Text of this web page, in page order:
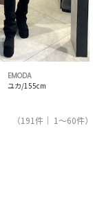
EMODA
ユカ/155cm
（191件｜ 1～60件）